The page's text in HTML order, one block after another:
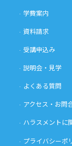
学費案内
資料請求
受講申込み
説明会・見学
よくある質問
アクセス・お問
ハラスメントに
プライバシーポ